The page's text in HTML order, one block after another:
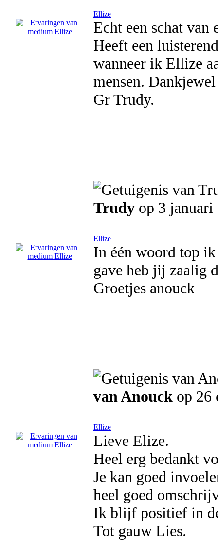
Ellize
Echt een schat van
Heeft een
wanneer ik Ellize
mensen.
Gr Trudy.
Trudy op 3 januari
Ellize
In één woord top
gave heb jij zaalig
Groetjes anouck
van Anouck op 26
Ellize
Lieve Elize.
Heel erg bedankt
Je kan goed
heel goed
Ik blijf positief in
Tot gauw Lies.